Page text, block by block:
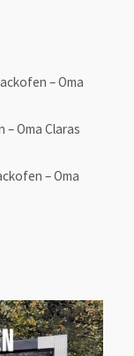
– Oma
Oma Claras
– Oma